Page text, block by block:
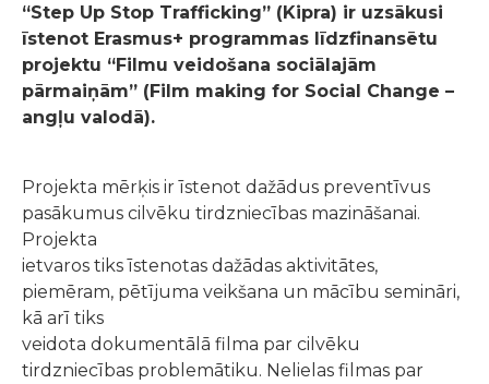
“Step Up Stop Trafficking” (Kipra) ir uzsākusi
īstenot Erasmus+ programmas līdzfinansētu
projektu “Filmu veidošana sociālajām
pārmaiņām” (Film making for Social Change –
angļu valodā).
Projekta mērķis ir īstenot dažādus preventīvus
pasākumus cilvēku tirdzniecības mazināšanai.
Projekta
ietvaros tiks īstenotas dažādas aktivitātes,
piemēram, pētījuma veikšana un mācību semināri,
kā arī tiks
veidota dokumentālā filma par cilvēku
tirdzniecības problemātiku. Nelielas filmas par